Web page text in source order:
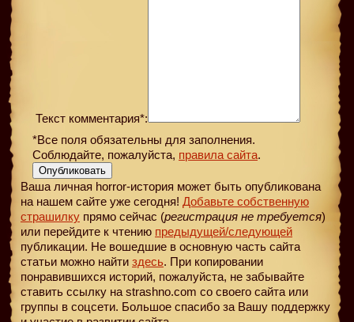
Текст комментария*:
*Все поля обязательны для заполнения.
Соблюдайте, пожалуйста, правила сайта.
Опубликовать
Ваша личная horror-история может быть опубликована
на нашем сайте уже сегодня! Добавьте собственную
страшилку прямо сейчас (регистрация не требуется)
или перейдите к чтению предыдущей/следующей
публикации. Не вошедшие в основную часть сайта
статьи можно найти здесь. При копировании
понравившихся историй, пожалуйста, не забывайте
ставить ссылку на strashno.com со своего сайта или
группы в соцсети. Большое спасибо за Вашу поддержку